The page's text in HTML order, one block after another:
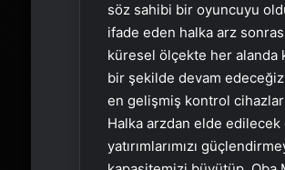
söz sahibi bir oyuncuyu
ifade eden halka arz
küresel ölçekte her alanda
bir şekilde devam
en gelişmiş kontrol
Halka arzdan elde
yatırımlarımızı